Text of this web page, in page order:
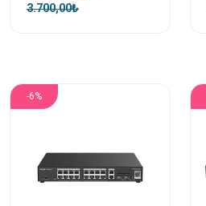
3.700,00₺
-6%